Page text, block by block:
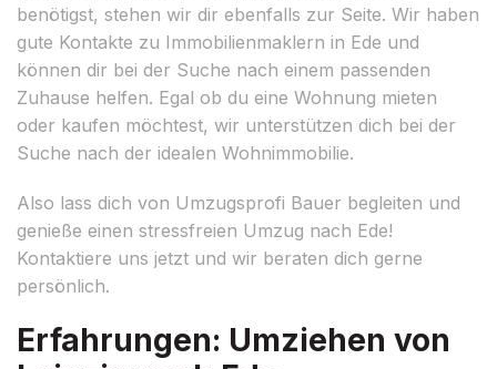
benötigst, stehen wir dir ebenfalls zur Seite. Wir haben
gute Kontakte zu Immobilienmaklern in Ede und
können dir bei der Suche nach einem passenden
Zuhause helfen. Egal ob du eine Wohnung mieten
oder kaufen möchtest, wir unterstützen dich bei der
Suche nach der idealen Wohnimmobilie.
Also lass dich von Umzugsprofi Bauer begleiten und
genieße einen stressfreien Umzug nach Ede!
Kontaktiere uns jetzt und wir beraten dich gerne
persönlich.
Erfahrungen: Umziehen von